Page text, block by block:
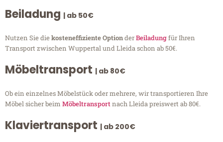
Beiladung | ab 50€
Nutzen Sie diekosteneffiziente OptionderBeiladungfür Ihren
Transport zwischen Wuppertal und Lleida schon ab 50€.
Möbeltransport | ab 80€
Ob ein einzelnes Möbelstück oder mehrere, wir transportieren Ihre
Möbel sicher beim Möbeltransportnach Lleida preiswert ab 80€.
Klaviertransport | ab 200€